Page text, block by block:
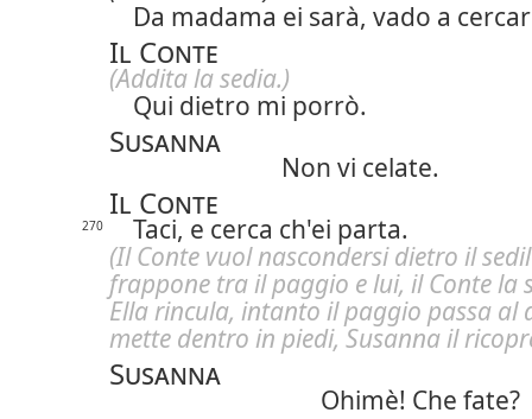
Da madama ei sarà, vado a
Il Conte
(Addita la sedia.)
Qui dietro mi porrò.
Susanna
Non vi celate.
Il Conte
270
Taci, e cerca ch'ei parta.
(Il Conte vuol nascondersi dietro il
frappone tra il paggio e lui, il Conte la
Ella rincula, intanto il paggio passa al
mette dentro in piedi, Susanna il
Susanna
Ohimè! Che fate?